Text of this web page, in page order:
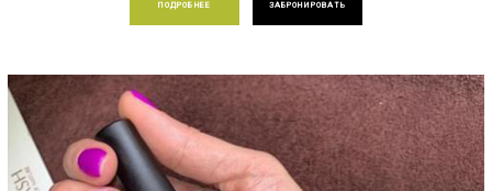
ПОДРОБНЕЕ ЗАБРОНИРОВАТЬ